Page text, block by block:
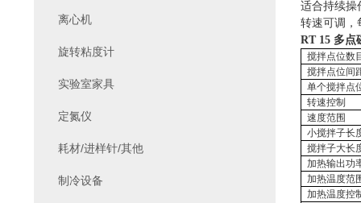
适合持续操
转速可调，
RT 15 多点
搅拌点位数
搅拌点位间
单个搅拌点
转速控制
速度范围
小搅拌子长
搅拌子大长
加热输出功
加热温度范
加热温度控
离心机
旋转粘度计
实验室家具
定氮仪
耗材/进样针/其他
制冷设备